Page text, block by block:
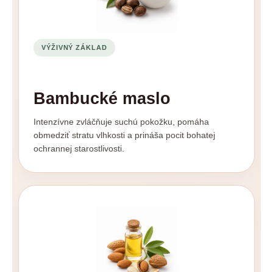
VÝŽIVNÝ ZÁKLAD
Bambucké maslo
Intenzívne zvláčňuje suchú pokožku, pomáha
obmedziť stratu vlhkosti a prináša pocit bohatej
ochrannej starostlivosti.